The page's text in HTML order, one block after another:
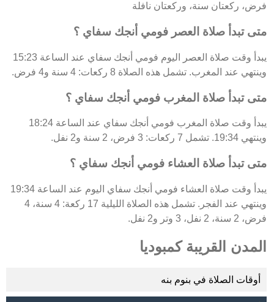
فرض، ركعتان سنة، وركعتان نافلة
متى تبدأ صلاة العصر فومي أنجك سفاي ؟
يبدأ وقت صلاة العصر اليوم فومي أنجك سفاي عند الساعة 15:23
وينتهي عند المغرب. تشمل هذه الصلاة 8 ركعات: 4 سنة و4 فرض.
متى تبدأ صلاة المغرب فومي أنجك سفاي ؟
يبدأ وقت صلاة المغرب فومي أنجك سفاي عند الساعة 18:24
وينتهي 19:34. تشمل 7 ركعات: 3 فرض، 2 سنة و2 نفل.
متى تبدأ صلاة العشاء فومي أنجك سفاي ؟
يبدأ وقت صلاة العشاء فومي أنجك سفاي اليوم عند الساعة 19:34
وينتهي عند الفجر. تشمل هذه الصلاة الليلية 17 ركعة: 4 سنة، 4
فرض، 2 سنة، 2 نفل، 3 وتر و2 نفل.
المدن القريبة كمبوديا
أوقات الصلاة في بنوم بنه